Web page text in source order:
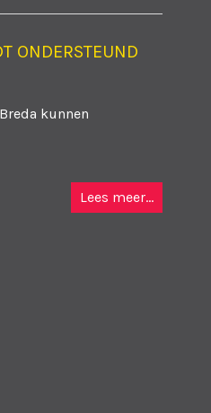
ONDERSTEUND
kunnen
Lees meer...